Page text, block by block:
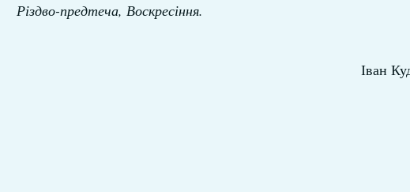
Різдво-предтеча, Воскресіння.
Іван